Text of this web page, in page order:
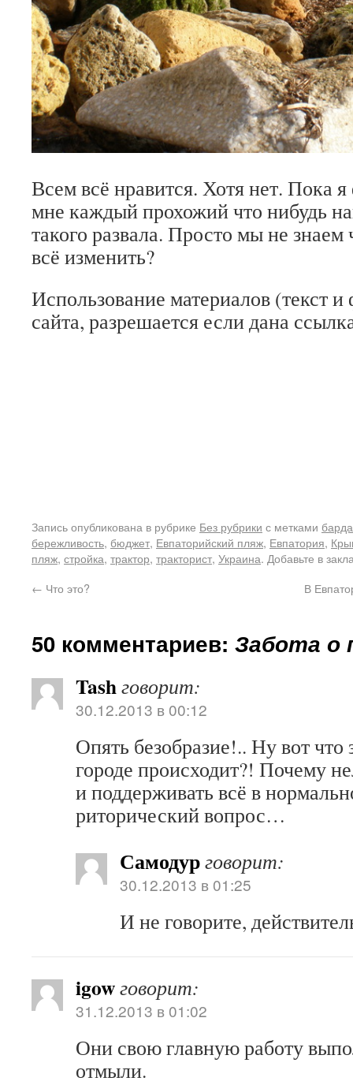
Всем всё нравится. Хотя нет. Пока
мне каждый прохожий что нибудь
такого развала. Просто мы не знаем
всё изменить?
Использование материалов (текст
сайта, разрешается если дана
Запись опубликована в рубрике Без рубрики с метками
бережливость, бюджет, Евпаторийский пляж, Евпатория,
пляж, стройка, трактор, тракторист, Украина. Добавьте в
← Что это? В
50 комментариев: Забота о
Tashговорит:
30.12.2013 в 00:12
Опять безобразие!.. Ну вот
городе происходит?! Почему
и поддерживать всё в
риторический вопрос…
Самодурговорит:
30.12.2013 в 01:25
И не говорите,
igowговорит:
31.12.2013 в 01:02
Они свою главную работу
отмыли.